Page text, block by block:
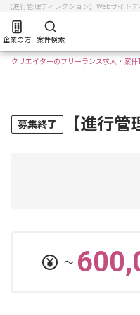
【進行管理ディレクション】Webサイト
企業の方 案件検索
クリエイターのフリーランス求人・案件
募集終了 【進行
〜